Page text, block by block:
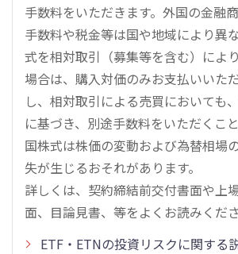
手数料をいただきます。外国の金融
手数料や税金等は国や地域により異
式を相対取引（募集等を含む）によ
場合は、購入対価のみお支払いいた
し、相対取引による売買においても
に基づき、別途手数料をいただくこ
国株式は株価の変動および為替相場
失が生じるおそれがあります。
詳しくは、契約締結前交付書面や上
面、目論見書、等をよくお読みくださ
ETF・ETNの投資リスクに関する